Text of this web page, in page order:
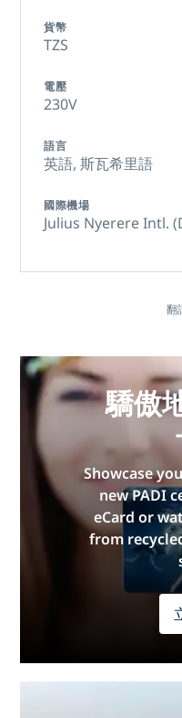
貨幣
TZS
電壓
230V
語言
英語,斯瓦希里語
國際機場
Julius Nyerere Intl.
翻
驕傲
Showcase
new PADI
eCard or
from